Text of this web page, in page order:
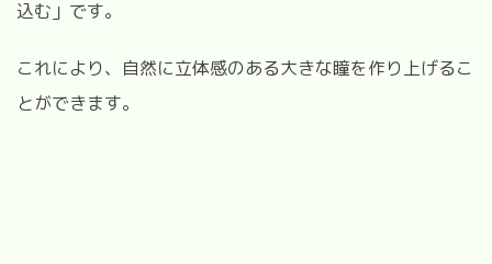
込む」です。
これにより、自然に立体感のある大きな瞳を作り上げるこ
とができます。